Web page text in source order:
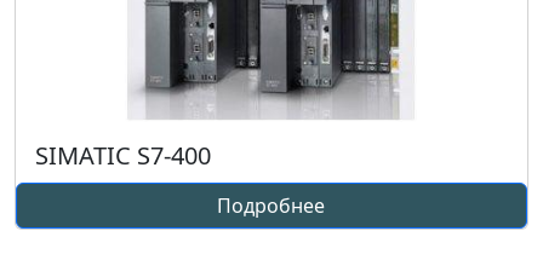
SIMATIC S7-400
Подробнее